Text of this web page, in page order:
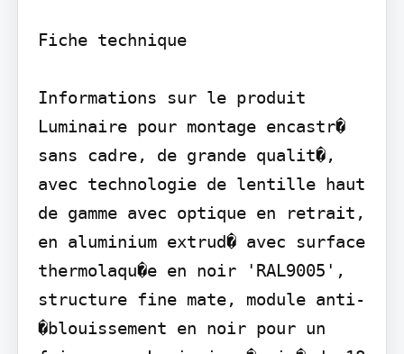
Fiche technique
Informations sur le produit
Luminaire pour montage encastr�
sans cadre, de grande qualit�,
avec technologie de lentille haut
de gamme avec optique en retrait,
en aluminium extrud� avec surface
thermolaqu�e en noir 'RAL9005',
structure fine mate, module anti-
�blouissement en noir pour un